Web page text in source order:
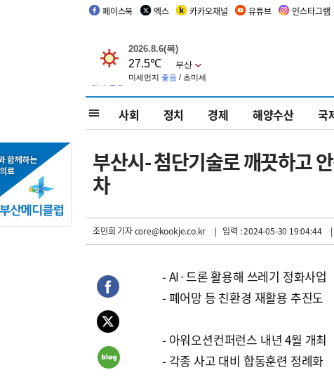
페이스북 엑스 카카오채널 유튜브 인스타그램
사회 정치 경제 해양수산 국
부산시- 첨단기술로 깨끗하고
차
조민희 기자core@kookje.co.kr | 입력 : 2024-05-30 19:04:44
- AI·드론 활용해 쓰레기 정화사업
- 폐어망 등 친환경 재활용 추진도
- 아워오션컨퍼런스 내년 4월 개최
- 각종 사고 대비 합동훈련 정례화